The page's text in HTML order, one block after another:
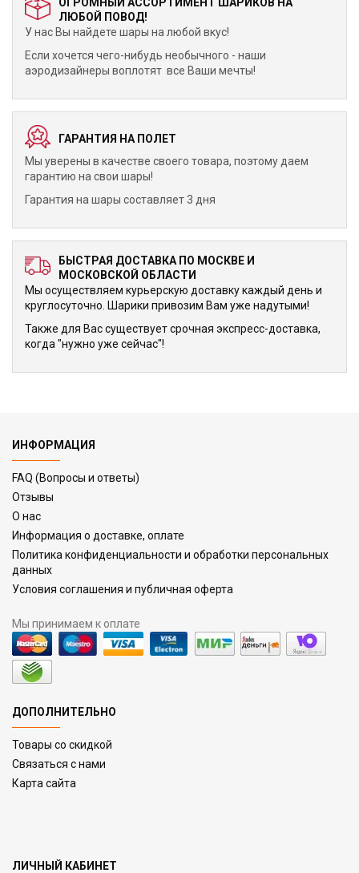
ЛЮБОЙ ПОВОД!
У нас Вы найдете шары на любой вкус!
Если хочется чего-нибудь необычного - наши
аэродизайнеры воплотят все Ваши мечты!
ГАРАНТИЯ НА ПОЛЕТ
Мы уверены в качестве своего товара, поэтому даем
гарантию на свои шары!
Гарантия на шары составляет 3 дня
БЫСТРАЯ ДОСТАВКА ПО МОСКВЕ И
МОСКОВСКОЙ ОБЛАСТИ
Мы осуществляем курьерскую доставку каждый день и
круглосуточно. Шарики привозим Вам уже надутыми!
Также для Вас существует срочная экспресс-доставка,
когда "нужно уже сейчас"!
ИНФОРМАЦИЯ
FAQ (Вопросы и ответы)
Отзывы
О нас
Информация о доставке, оплате
Политика конфиденциальности и обработки персональных
данных
Условия соглашения и публичная оферта
Мы принимаем к оплате
ДОПОЛНИТЕЛЬНО
Товары со скидкой
Связаться с нами
Карта сайта
ЛИЧНЫЙ КАБИНЕТ